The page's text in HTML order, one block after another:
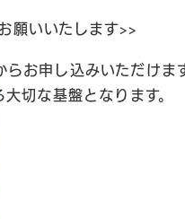
願いいたします>>
らお申し込みいただけま
切な基盤となります。